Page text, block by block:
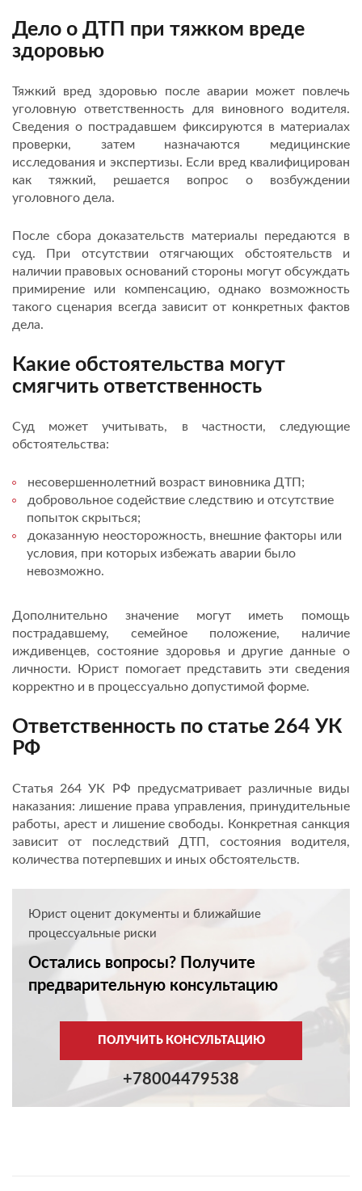
Дело о ДТП при тяжком вреде
здоровью
Тяжкий вред здоровью после аварии может повлечь
уголовную ответственность для виновного водителя.
Сведения о пострадавшем фиксируются в материалах
проверки, затем назначаются медицинские
исследования и экспертизы. Если вред квалифицирован
как тяжкий, решается вопрос о возбуждении
уголовного дела.
После сбора доказательств материалы передаются в
суд. При отсутствии отягчающих обстоятельств и
наличии правовых оснований стороны могут обсуждать
примирение или компенсацию, однако возможность
такого сценария всегда зависит от конкретных фактов
дела.
Какие обстоятельства могут
смягчить ответственность
Суд может учитывать, в частности, следующие
обстоятельства:
несовершеннолетний возраст виновника ДТП;
добровольное содействие следствию и отсутствие
попыток скрыться;
доказанную неосторожность, внешние факторы или
условия, при которых избежать аварии было
невозможно.
Дополнительно значение могут иметь помощь
пострадавшему, семейное положение, наличие
иждивенцев, состояние здоровья и другие данные о
личности. Юрист помогает представить эти сведения
корректно и в процессуально допустимой форме.
Ответственность по статье 264 УК
РФ
Статья 264 УК РФ предусматривает различные виды
наказания: лишение права управления, принудительные
работы, арест и лишение свободы. Конкретная санкция
зависит от последствий ДТП, состояния водителя,
количества потерпевших и иных обстоятельств.
Юрист оценит документы и ближайшие
процессуальные риски
Остались вопросы? Получите
предварительную консультацию
ПОЛУЧИТЬ КОНСУЛЬТАЦИЮ
+78004479538